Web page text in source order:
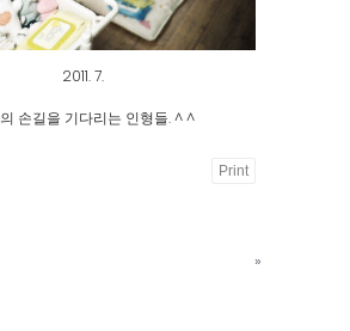
2011. 7.
손길을 기다리는 인형들. ^ ^
Print
»